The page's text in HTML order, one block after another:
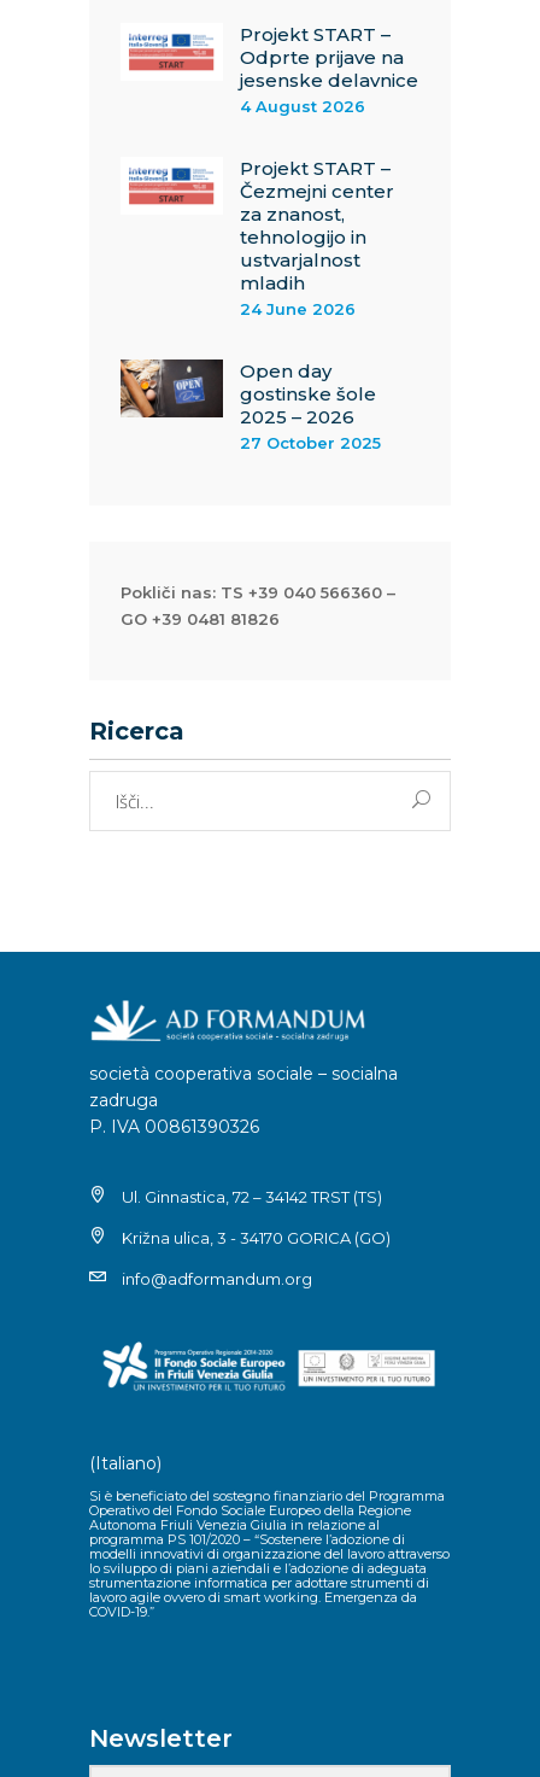
Projekt START –
Odprte prijave na
jesenske delavnice
4 August 2026
Projekt START –
Čezmejni center
za znanost,
tehnologijo in
ustvarjalnost
mladih
24 June 2026
Open day
gostinske šole
2025 – 2026
27 October 2025
Pokliči nas: TS +39 040 566360 –
GO +39 0481 81826
Ricerca
società cooperativa sociale – socialna
zadruga
P. IVA 00861390326
Ul. Ginnastica, 72 – 34142 TRST (TS)
Križna ulica, 3 - 34170 GORICA (GO)
info@adformandum.org
(Italiano)
Si è beneficiato del sostegno finanziario del Programma
Operativo del Fondo Sociale Europeo della Regione
Autonoma Friuli Venezia Giulia in relazione al
programma PS 101/2020 – “Sostenere l’adozione di
modelli innovativi di organizzazione del lavoro attraverso
lo sviluppo di piani aziendali e l’adozione di adeguata
strumentazione informatica per adottare strumenti di
lavoro agile ovvero di smart working. Emergenza da
COVID-19.”
Newsletter